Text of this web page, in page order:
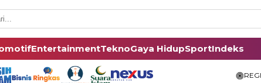
EntertainmentTeknoGaya HidupSportIndeks